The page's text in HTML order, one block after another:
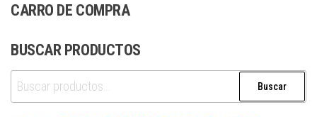
CARRO DE COMPRA
BUSCAR PRODUCTOS
Buscar